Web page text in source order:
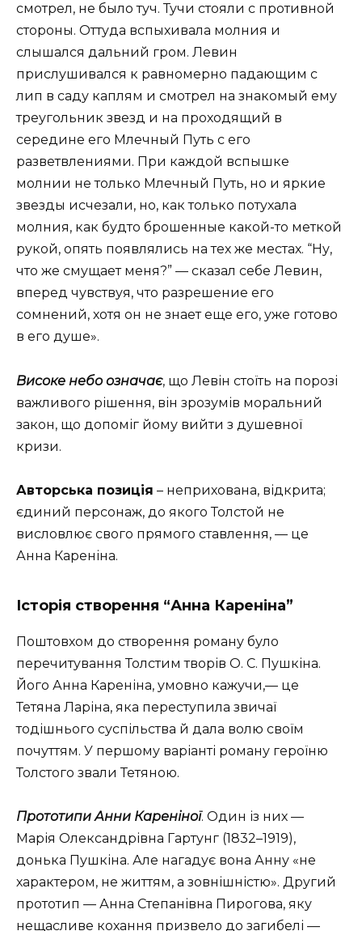
смотрел, не было туч. Тучи стояли с противной
стороны. Оттуда вспыхивала молния и
слышался дальний гром. Левин
прислушивался к равномерно падающим с
лип в саду каплям и смотрел на знакомый ему
треугольник звезд и на проходящий в
середине его Млечный Путь с его
разветвлениями. При каждой вспышке
молнии не только Млечный Путь, но и яркие
звезды исчезали, но, как только потухала
молния, как будто брошенные какой-то меткой
рукой, опять появлялись на тех же местах. “Ну,
что же смущает меня?” — сказал себе Левин,
вперед чувствуя, что разрешение его
сомнений, хотя он не знает еще его, уже готово
в его душе».
Високе небо означає, що Левін стоїть на порозі
важливого рішення, він зрозумів моральний
закон, що допоміг йому вийти з душевної
кризи.
Авторська позиція – неприхована, відкрита;
єдиний персонаж, до якого Толстой не
висловлює свого прямого ставлення, — це
Анна Кареніна.
Історія створення “Анна Кареніна”
Поштовхом до створення роману було
перечитування Толстим творів О. С. Пушкіна.
Його Анна Кареніна, умовно кажучи,— це
Тетяна Ларіна, яка переступила звичаї
тодішнього суспільства й дала волю своїм
почуттям. У першому варіанті роману героїню
Толстого звали Тетяною.
Прототипи Анни Кареніної. Один із них —
Марія Олександрівна Гартунг (1832–1919),
донька Пушкіна. Але нагадує вона Анну «не
характером, не життям, а зовнішністю». Другий
прототип — Анна Степанівна Пирогова, яку
нещасливе кохання призвело до загибелі —